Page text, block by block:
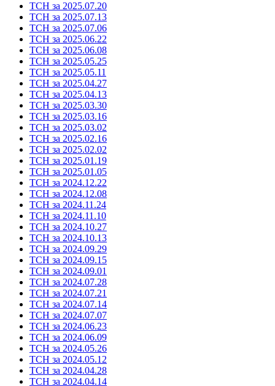
ТСН за 2025.07.20
ТСН за 2025.07.13
ТСН за 2025.07.06
ТСН за 2025.06.22
ТСН за 2025.06.08
ТСН за 2025.05.25
ТСН за 2025.05.11
ТСН за 2025.04.27
ТСН за 2025.04.13
ТСН за 2025.03.30
ТСН за 2025.03.16
ТСН за 2025.03.02
ТСН за 2025.02.16
ТСН за 2025.02.02
ТСН за 2025.01.19
ТСН за 2025.01.05
ТСН за 2024.12.22
ТСН за 2024.12.08
ТСН за 2024.11.24
ТСН за 2024.11.10
ТСН за 2024.10.27
ТСН за 2024.10.13
ТСН за 2024.09.29
ТСН за 2024.09.15
ТСН за 2024.09.01
ТСН за 2024.07.28
ТСН за 2024.07.21
ТСН за 2024.07.14
ТСН за 2024.07.07
ТСН за 2024.06.23
ТСН за 2024.06.09
ТСН за 2024.05.26
ТСН за 2024.05.12
ТСН за 2024.04.28
ТСН за 2024.04.14